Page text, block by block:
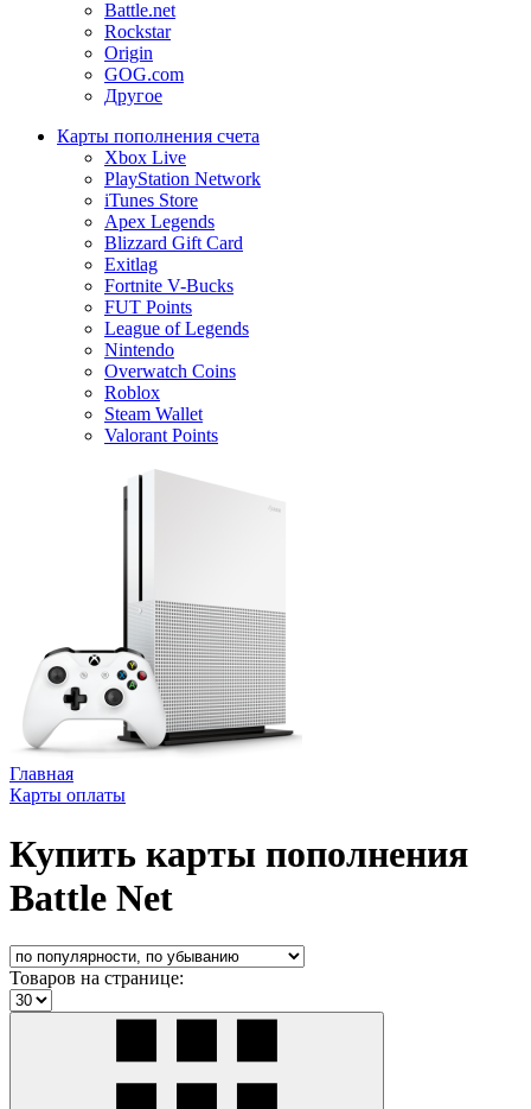
Battle.net
Rockstar
Origin
GOG.com
Другое
Карты пополнения счета
Xbox Live
PlayStation Network
iTunes Store
Apex Legends
Blizzard Gift Card
Exitlag
Fortnite V-Bucks
FUT Points
League of Legends
Nintendo
Overwatch Coins
Roblox
Steam Wallet
Valorant Points
Главная
Карты оплаты
Купить карты пополнения
Battle Net
Товаров на странице: